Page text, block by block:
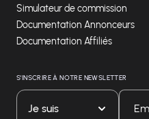
Simulateur de commission
Documentation Annonceurs
Documentation Affiliés
S'INSCRIRE À NOTRE NEWSLETTER
Je suis